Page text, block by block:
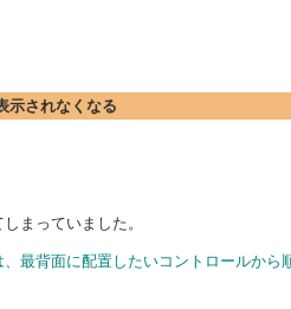
示されなくなる
まっていました。
最背面に配置したいコントロールか